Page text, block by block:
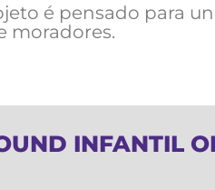
é pensado para
moradores.
INFANTIL